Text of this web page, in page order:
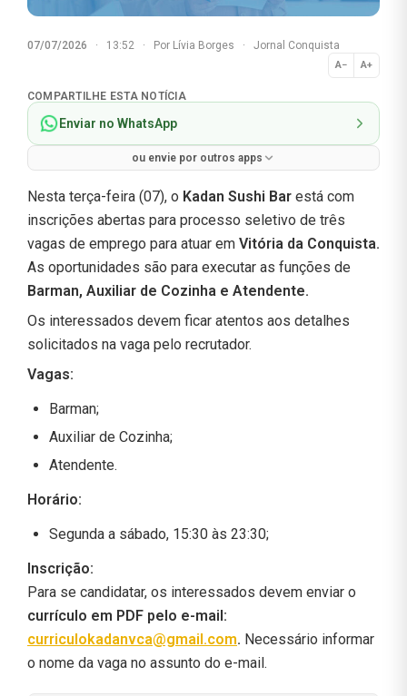
07/07/2026 · 13:52 · Por Lívia Borges · Jornal Conquista
A− A+
Normal
COMPARTILHE ESTA NOTÍCIA
Enviar no WhatsApp
ou envie por outros apps
Nesta terça-feira (07), o Kadan Sushi Bar está com
inscrições abertas para processo seletivo de três
vagas de emprego para atuar em Vitória da Conquista.
As oportunidades são para executar as funções de
Barman, Auxiliar de Cozinha e Atendente.
Os interessados devem ficar atentos aos detalhes
solicitados na vaga pelo recrutador.
Vagas:
Barman;
Auxiliar de Cozinha;
Atendente.
Horário:
Segunda a sábado, 15:30 às 23:30;
Inscrição:
Para se candidatar, os interessados devem enviar o
currículo em PDF pelo e-mail:
curriculokadanvca@gmail.com. Necessário informar
o nome da vaga no assunto do e-mail.